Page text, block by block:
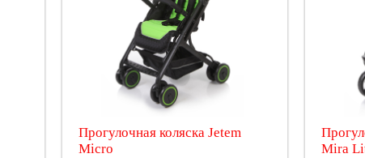
Прогулочная коляска Jetem
Micro
Mira